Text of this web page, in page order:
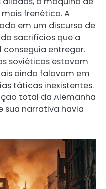
frenética. A
em um discurso de
sacrifícios que a
conseguia entregar.
soviéticos estavam
ainda falavam em
táticas inexistentes.
total da Alemanha
sua narrativa havia